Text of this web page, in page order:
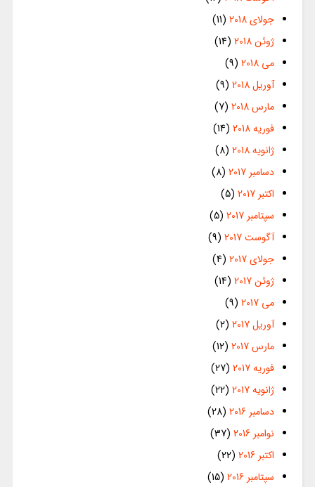
جولای 2018
(11)
ژوئن 2018
(14)
می 2018
(9)
آوریل 2018
(9)
مارس 2018
(7)
فوریه 2018
(14)
ژانویه 2018
(8)
دسامبر 2017
(8)
اکتبر 2017
(5)
سپتامبر 2017
(5)
آگوست 2017
(9)
جولای 2017
(4)
ژوئن 2017
(14)
می 2017
(9)
آوریل 2017
(2)
مارس 2017
(12)
فوریه 2017
(27)
ژانویه 2017
(22)
دسامبر 2016
(28)
نوامبر 2016
(37)
اکتبر 2016
(22)
سپتامبر 2016
(15)